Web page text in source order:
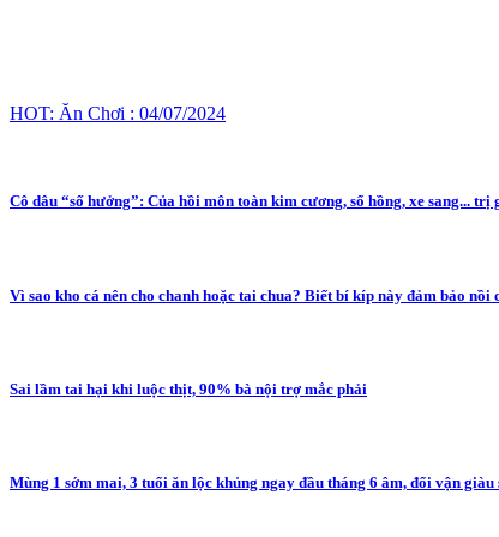
HOT: Ăn Chơi : 04/07/2024
Cô dâu “số hưởng”: Của hồi môn toàn kim cương, sổ hồng, xe sang...
Vì sao kho cá nên cho chanh hoặc tai chua? Biết bí kíp này đảm bảo nồi
Sai lầm tai hại khi luộc thịt, 90% bà nội trợ mắc phải
Mùng 1 sớm mai, 3 tuổi ăn lộc khủng ngay đầu tháng 6 âm, đổi vận